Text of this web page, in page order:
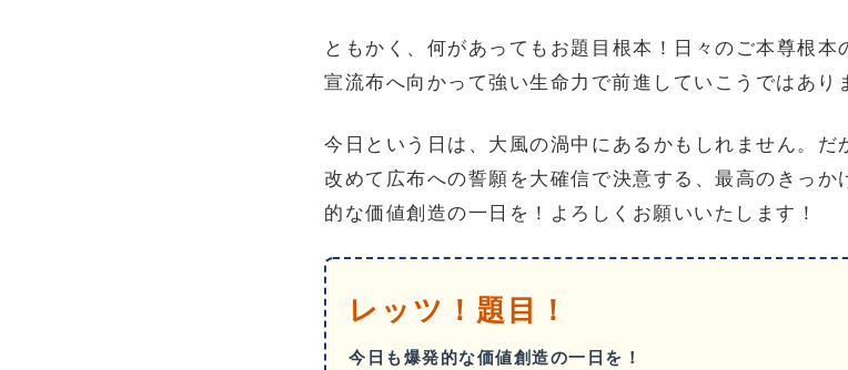
ともかく、何があってもお題目根本！日々のご本尊根
宣流布へ向かって強い生命力で前進していこうではあり
今日という日は、大風の渦中にあるかもしれません。だ
改めて広布への誓願を大確信で決意する、最高のきっ
的な価値創造の一日を！よろしくお願いいたします！
レッツ！題目！
今日も爆発的な価値創造の一日を！